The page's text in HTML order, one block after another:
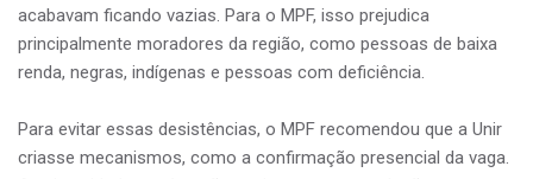
acabavam ficando vazias. Para o MPF, isso prejudica
principalmente moradores da região, como pessoas de baixa
renda, negras, indígenas e pessoas com deficiência.
Para evitar essas desistências, o MPF recomendou que a Unir
criasse mecanismos, como a confirmação presencial da vaga.